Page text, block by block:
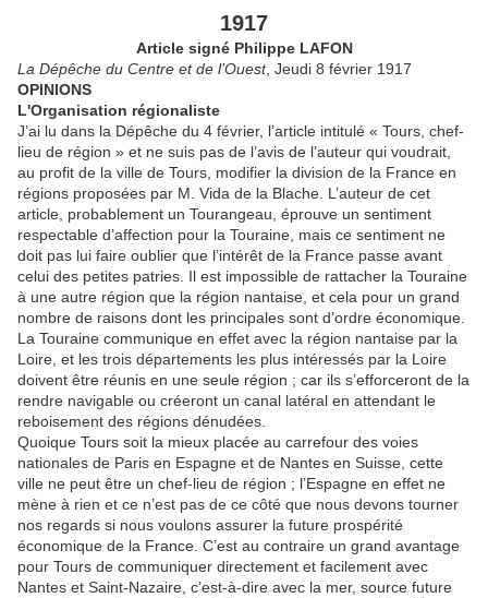
1917
Article signé Philippe LAFON
La Dépêche du Centre et de l’Ouest, Jeudi 8 février 1917
OPINIONS
L'Organisation régionaliste
J’ai lu dans la Dépêche du 4 février, l’article intitulé « Tours, chef-
lieu de région » et ne suis pas de l’avis de l’auteur qui voudrait,
au profit de la ville de Tours, modifier la division de la France en
régions proposées par M. Vida de la Blache. L’auteur de cet
article, probablement un Tourangeau, éprouve un sentiment
respectable d’affection pour la Touraine, mais ce sentiment ne
doit pas lui faire oublier que l’intérêt de la France passe avant
celui des petites patries. Il est impossible de rattacher la Touraine
à une autre région que la région nantaise, et cela pour un grand
nombre de raisons dont les principales sont d’ordre économique.
La Touraine communique en effet avec la région nantaise par la
Loire, et les trois départements les plus intéressés par la Loire
doivent être réunis en une seule région ; car ils s’efforceront de la
rendre navigable ou créeront un canal latéral en attendant le
reboisement des régions dénudées.
Quoique Tours soit la mieux placée au carrefour des voies
nationales de Paris en Espagne et de Nantes en Suisse, cette
ville ne peut être un chef-lieu de région ; l’Espagne en effet ne
mène à rien et ce n’est pas de ce côté que nous devons tourner
nos regards si nous voulons assurer la future prospérité
économique de la France. C’est au contraire un grand avantage
pour Tours de communiquer directement et facilement avec
Nantes et Saint-Nazaire, c’est-à-dire avec la mer, source future